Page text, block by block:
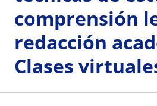
comprensión
redacción
Clases